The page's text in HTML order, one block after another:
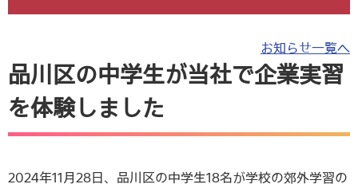
お知らせ一覧へ
品川区の中学生が当社で企業実習
を体験しました
2024年11月28日、品川区の中学生18名が学校の郊外学習の